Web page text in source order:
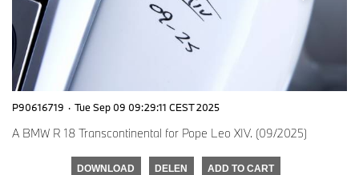
P90616719 · Tue Sep 09 09:29:11 CEST 2025
A BMW R 18 Transcontinental for Pope Leo XIV. (09/2025)
DOWNLOAD DELEN ADD TO CART